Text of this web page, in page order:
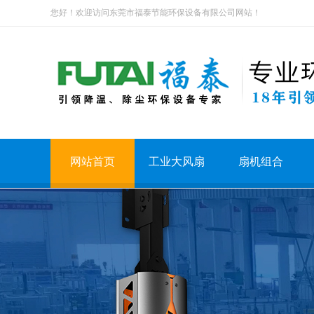
您好！欢迎访问东莞市福泰节能环保设备有限公司网站！
网站首页 工业大风扇 扇机组合